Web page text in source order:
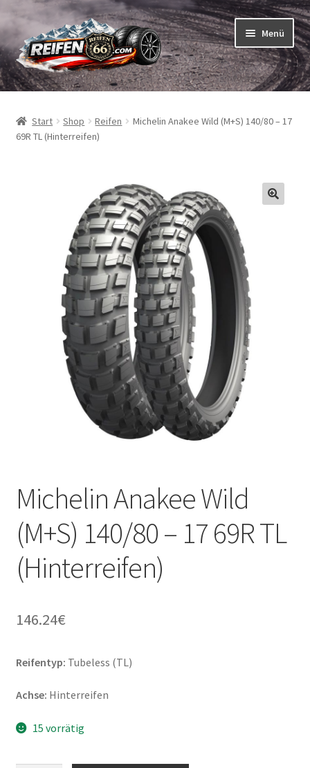
Zur
Navigation
springen
Zum
Inhalt
springen
Menü
Reifen
Schläuche
Reifentests
Start Shop Reifen
Michelin Anakee Wild (M+S) 140/80 – 17
69R TL (Hinterreifen)
Michelin Anakee Wild
(M+S) 140/80 – 17 69R TL
(Hinterreifen)
146.24€
Reifentyp: Tubeless (TL)
Achse: Hinterreifen
15 vorrätig